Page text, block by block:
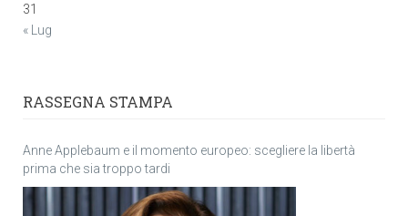
31
« Lug
RASSEGNA STAMPA
Anne Applebaum e il momento europeo: scegliere la libertà
prima che sia troppo tardi